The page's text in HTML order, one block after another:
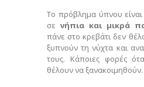
Το πρόβλημα ύπνου
σε νήπια και μικρά
πάνε στο κρεβάτι δεν
ξυπνούν τη νύχτα και
τους. Κάποιες φορές
θέλουν να ξανακοιμηθούν.